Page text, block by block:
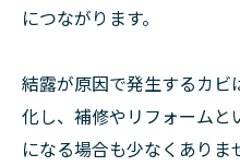
につながります。
結露が原因で発生するカ
化し、補修やリフォーム
になる場合も少なくあり